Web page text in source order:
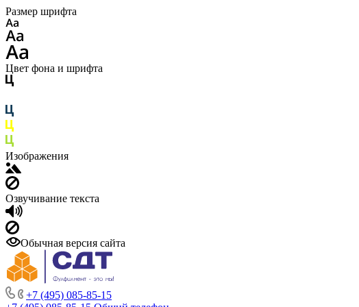
Размер шрифта
Цвет фона и шрифта
Изображения
Озвучивание текста
Обычная версия сайта
+7 (495) 085-85-15